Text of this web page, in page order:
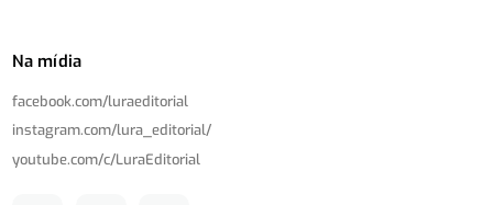
Na mídia
facebook.com/luraeditorial
instagram.com/lura_editorial/
youtube.com/c/LuraEditorial